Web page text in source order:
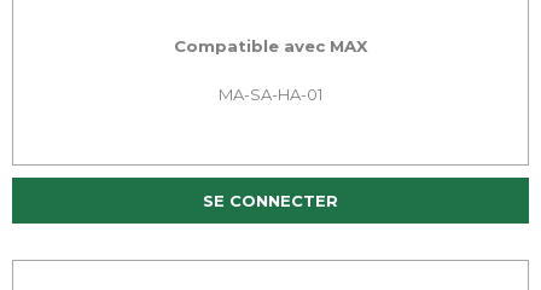
Compatible avec MAX
MA-SA-HA-01
SE CONNECTER